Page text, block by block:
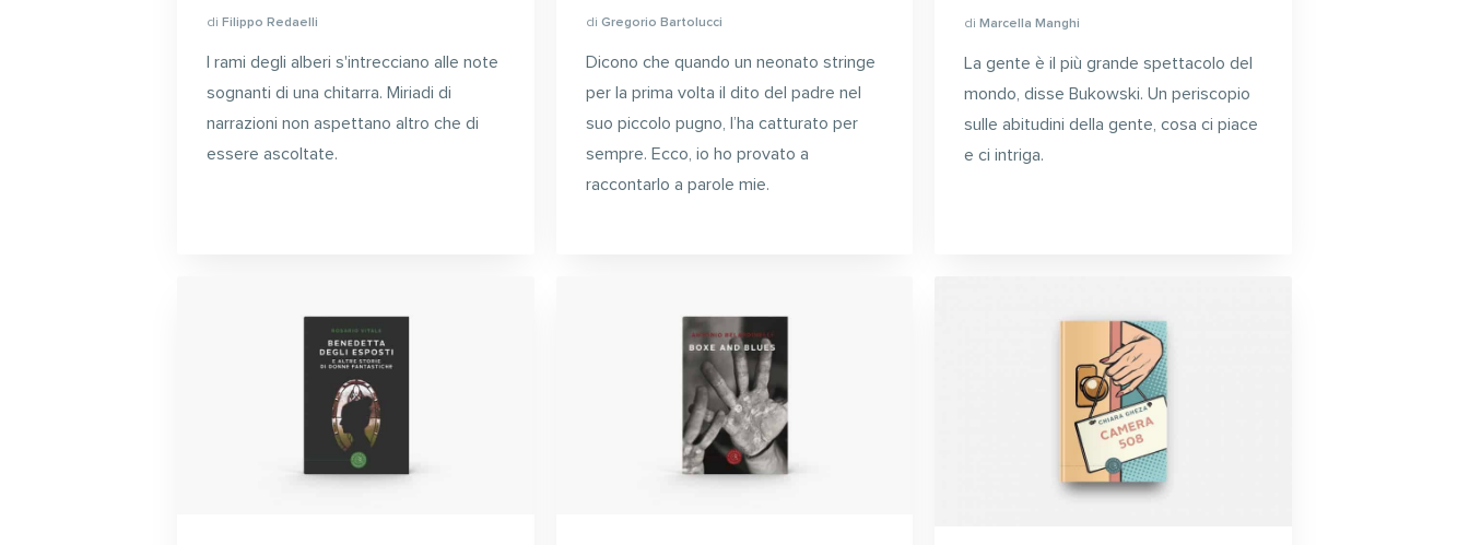
di Filippo Redaelli
I rami degli alberi s'intrecciano alle note
sognanti di una chitarra. Miriadi di
narrazioni non aspettano altro che di
essere ascoltate.
di Gregorio Bartolucci
Dicono che quando un neonato stringe
per la prima volta il dito del padre nel
suo piccolo pugno, l’ha catturato per
sempre. Ecco, io ho provato a
raccontarlo a parole mie.
di Marcella Manghi
La gente è il più grande spettacolo del
mondo, disse Bukowski. Un periscopio
sulle abitudini della gente, cosa ci piace
e ci intriga.